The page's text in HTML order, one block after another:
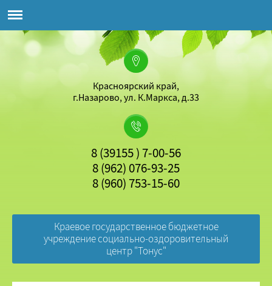
Красноярский край,
г.Назарово, ул. К.Маркса, д.33
8 (39155 ) 7-00-56
8 (962) 076-93-25
8 (960) 753-15-60
Краевое государственное бюджетное
учреждение социально-оздоровительный
центр "Тонус"